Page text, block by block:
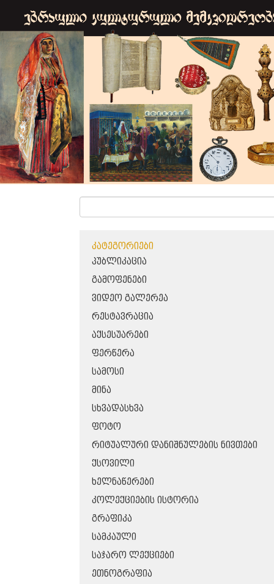
ᲙᲐᲢᲔᲒᲝᲠᲘᲔᲑᲘ
ᲞᲣᲑᲚᲘᲙᲐᲪᲘᲐ
ᲒᲐᲛᲝᲤᲔᲜᲔᲑᲘ
ᲕᲘᲓᲔᲝ ᲒᲐᲚᲔᲠᲔᲐ
ᲠᲔᲡᲢᲐᲕᲠᲐᲪᲘᲐ
ᲐᲥᲡᲔᲡᲣᲐᲠᲔᲑᲘ
ᲤᲔᲠᲬᲔᲠᲐ
ᲡᲐᲛᲝᲡᲘ
ᲛᲘᲜᲐ
ᲡᲮᲕᲐᲓᲐᲡᲮᲕᲐ
ᲤᲝᲢᲝ
ᲠᲘᲢᲣᲐᲚᲣᲠᲘ ᲓᲐᲜᲘᲨᲜᲣᲚᲔᲑᲘᲡ ᲜᲘᲕᲗᲔᲑᲘ
ᲥᲡᲝᲕᲘᲚᲘ
ᲮᲔᲚᲜᲐᲬᲔᲠᲔᲑᲘ
ᲙᲝᲚᲔᲥᲪᲘᲔᲑᲘᲡ ᲘᲡᲢᲝᲠᲘᲐ
ᲒᲠᲐᲤᲘᲙᲐ
ᲡᲐᲛᲙᲐᲣᲚᲘ
ᲡᲐᲯᲐᲠᲝ ᲚᲔᲥᲪᲘᲔᲑᲘ
ᲔᲗᲜᲝᲒᲠᲐᲤᲘᲐ